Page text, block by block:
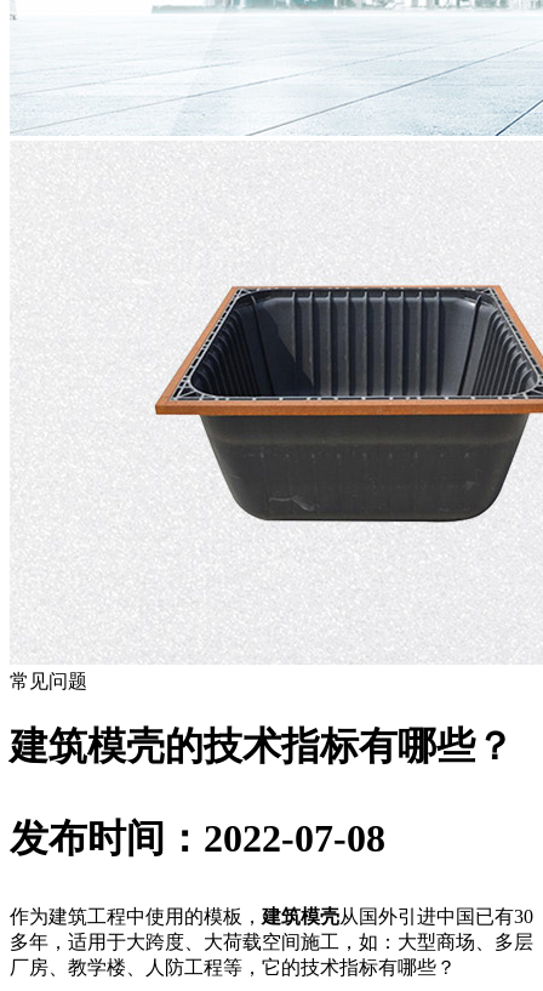
常见问题
建筑模壳的技术指标有哪些？
发布时间：2022-07-08
作为建筑工程中使用的模板， 建筑模壳从国外引进中国已有30
多年，适用于大跨度、大荷载空间施工，如：大型商场、多层
厂房、教学楼、人防工程等，它的技术指标有哪些？